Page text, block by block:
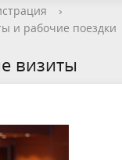
›
и рабочие поездки
визиты